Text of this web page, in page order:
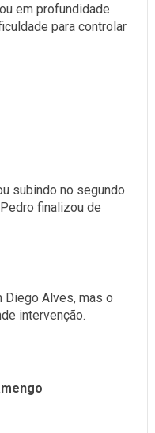
em profundidade
para controlar
subindo no segundo
finalizou de
Diego Alves, mas o
intervenção.